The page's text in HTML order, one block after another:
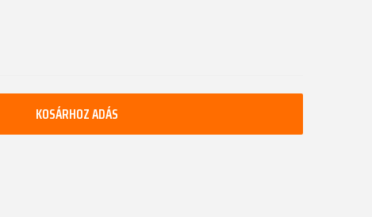
KOSÁRHOZ ADÁS